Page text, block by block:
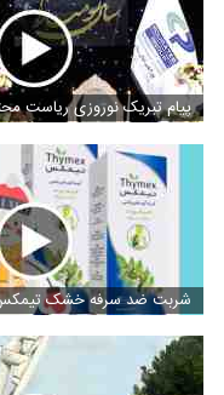
پیام تبریک نوروزی ریاست
شربت ضد سرفه خشک